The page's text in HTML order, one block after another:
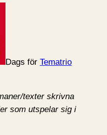
Dags för Tematrio
texter skrivna
som utspelar sig i